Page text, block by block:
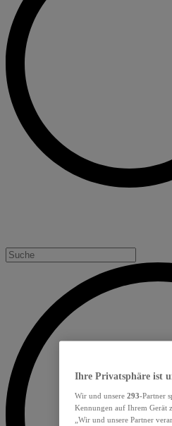
Ihre Privatsphäre ist
Wir und unsere 293-Partner
Kennungen auf Ihrem Gerät
„Wir und unsere Partner